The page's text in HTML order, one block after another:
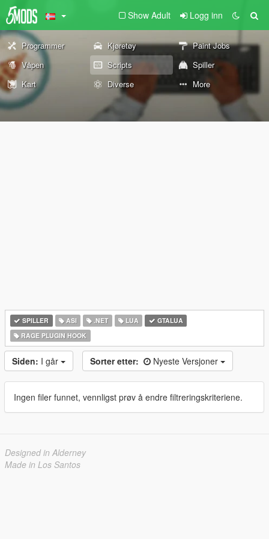
Show Adult Logg inn
Programmer Kjøretøy
Paint Jobs
Våpen
Scripts
Spiller
Kart
Diverse More
SPILLER ASI .NET LUA
GTALUA
RAGE PLUGIN HOOK
Siden: I går Sorter etter: Nyeste Versjoner
Ingen filer funnet, vennligst prøv å endre filtreringskriteriene.
Designed in Alderney
Made in Los Santos